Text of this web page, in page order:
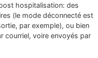
hospitalisation: des
(le mode déconnecté est
par exemple), ou bien
courriel, voire envoyés par